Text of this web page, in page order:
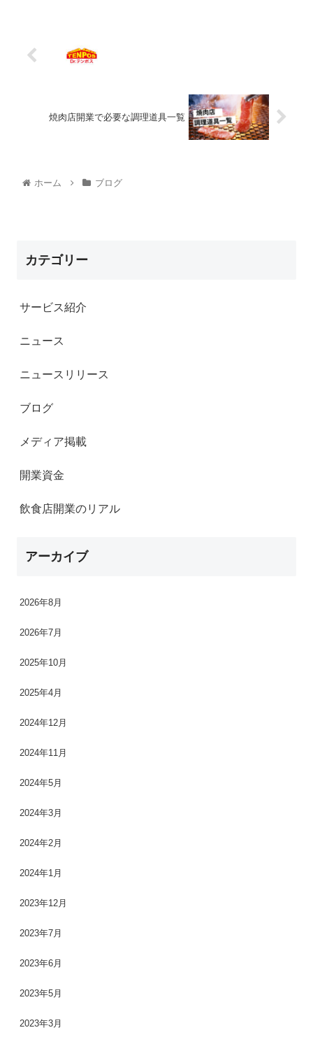
焼肉店開業で必要な調理道具一覧
ホーム ブログ
カテゴリー
サービス紹介
ニュース
ニュースリリース
ブログ
メディア掲載
開業資金
飲食店開業のリアル
アーカイブ
2026年8月
2026年7月
2025年10月
2025年4月
2024年12月
2024年11月
2024年5月
2024年3月
2024年2月
2024年1月
2023年12月
2023年7月
2023年6月
2023年5月
2023年3月